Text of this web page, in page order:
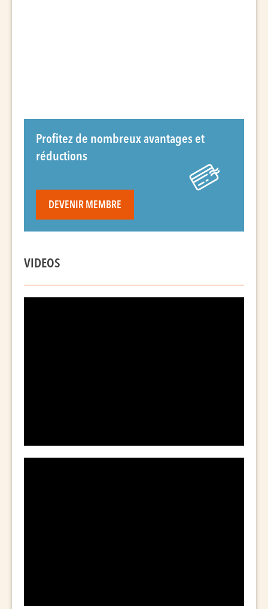
Profitez de nombreux avantages et
réductions
DEVENIR MEMBRE
VIDEOS